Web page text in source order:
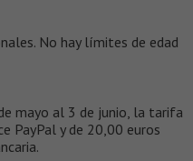
No hay límites de edad
mayo al 3 de junio, la tarifa
PayPal y de 20,00 euros